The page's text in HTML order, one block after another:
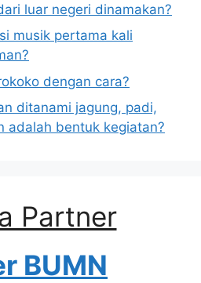
luar negeri dinamakan?
musik pertama kali
dengan cara?
ditanami jagung, padi,
adalah bentuk kegiatan?
Partner
BUMN